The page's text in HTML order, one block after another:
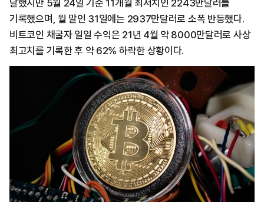
달했지만 5월 24일 기준 11개월 최저치인 2243만달러를
기록했으며, 월 말인 31일에는 2937만달러로 소폭 반등했다.
비트코인 채굴자 일일 수익은 21년 4월 약 8000만달러로 사상
최고치를 기록한 후 약 62% 하락한 상황이다.